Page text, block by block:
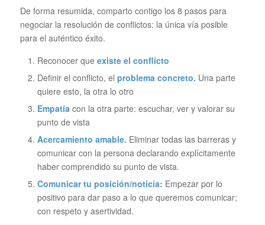
De forma resumida, comparto contigo los 8 pasos para
negociar la resolución de conflictos: la única vía posible
para el auténtico éxito.
Reconocer que existe el conflicto
Definir el conflicto, el problema concreto. Una parte
quiere esto, la otra lo otro
Empatía con la otra parte: escuchar, ver y valorar su
punto de vista
Acercamiento amable. Eliminar todas las barreras y
comunicar con la persona declarando explícitamente
haber comprendido su punto de vista.
Comunicar tu posición/noticia: Empezar por lo
positivo para dar paso a lo que queremos comunicar;
con respeto y asertividad.